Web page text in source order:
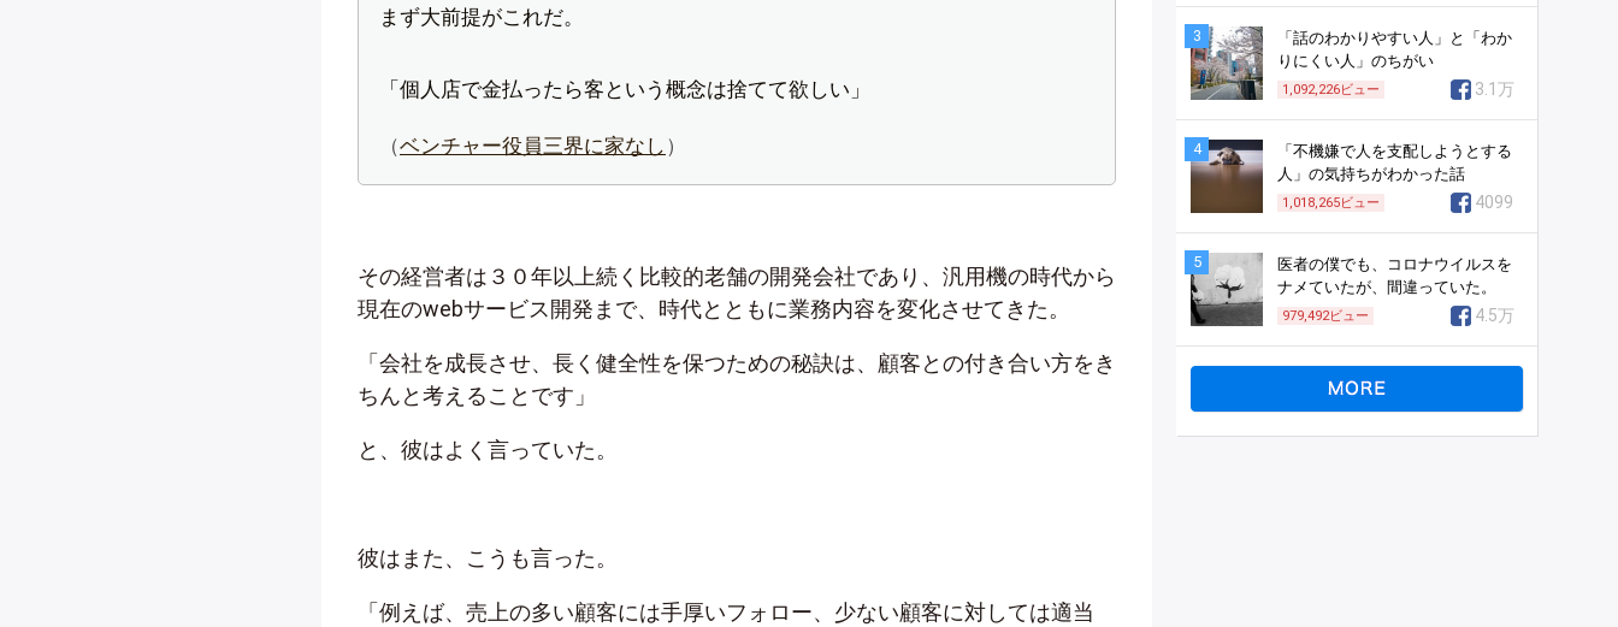
まず大前提がこれだ。
「個人店で金払ったら客という概念は捨てて欲しい」
（ベンチャー役員三界に家なし ）
その経営者は３０年以上続く比較的老舗の開発会社であり、汎用機の時代から
現在のwebサービス開発まで、時代とともに業務内容を変化させてきた。
「会社を成長させ、長く健全性を保つための秘訣は、顧客との付き合い方をき
ちんと考えることです」
と、彼はよく言っていた。
彼はまた、こうも言った。
「例えば、売上の多い顧客には手厚いフォロー、少ない顧客に対しては適当
3
「話のわかりやすい人」と「わか
りにくい人」のちがい
1,092,226ビュー 3.1万
4
「不機嫌で人を支配しようとする
人」の気持ちがわかった話
1,018,265ビュー 4099
5
医者の僕でも、コロナウイルスを
ナメていたが、間違っていた。
979,492ビュー 4.5万